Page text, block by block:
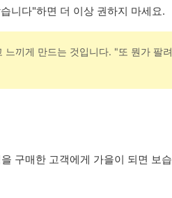
니다"하면 더 이상 권하지 마세요.
끼게 만드는 것입니다. "또 뭔가 팔
구매한 고객에게 가을이 되면 보